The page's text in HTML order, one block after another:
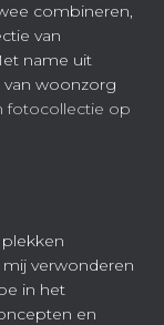
combineren,
van
name uit
van woonzorg
fotocollectie op
verwonderen
in het
en